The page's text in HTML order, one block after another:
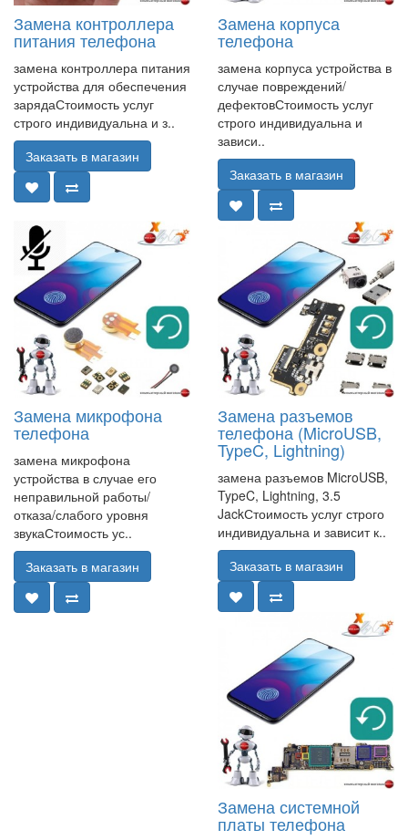
Замена контроллера
питания телефона
замена контроллера питания
устройства для обеспечения
зарядаСтоимость услуг
строго индивидуальна и з..
Заказать в магазин
Замена корпуса
телефона
замена корпуса устройства в
случае повреждений/
дефектовСтоимость услуг
строго индивидуальна и
зависи..
Заказать в магазин
Замена микрофона
телефона
замена микрофона
устройства в случае его
неправильной работы/
отказа/слабого уровня
звукаСтоимость ус..
Заказать в магазин
Замена разъемов
телефона (MicroUSB,
TypeC, Lightning)
замена разъемов MicroUSB,
TypeC, Lightning, 3.5
JackСтоимость услуг строго
индивидуальна и зависит к..
Заказать в магазин
Замена системной
платы телефона